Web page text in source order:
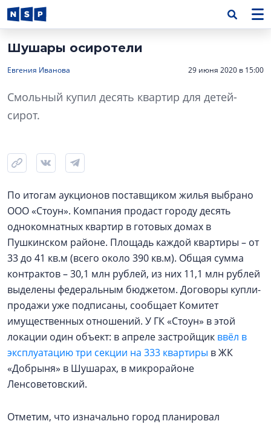
Шушары осиротели
Евгения Иванова 29 июня 2020 в 15:00
Смольный купил десять квартир для детей-
сирот.
По итогам аукционов поставщиком жилья выбрано
ООО «Стоун». Компания продаст городу десять
однокомнатных квартир в готовых домах в
Пушкинском районе. Площадь каждой квартиры – от
33 до 41 кв.м (всего около 390 кв.м). Общая сумма
контрактов – 30,1 млн рублей, из них 11,1 млн рублей
выделены федеральным бюджетом. Договоры купли-
продажи уже подписаны, сообщает Комитет
имущественных отношений. У ГК «Стоун» в этой
локации один объект: в апреле застройщик ввёл в
эксплуатацию три секции на 333 квартиры в ЖК
«Добрыня» в Шушарах, в микрорайоне
Ленсоветовский.
Отметим, что изначально город планировал